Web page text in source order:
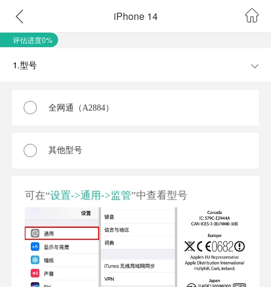
iPhone 14
评估进度0%
1.型号
全网通（A2884）
其他型号
可在“设置->通用->监管”中查看型号